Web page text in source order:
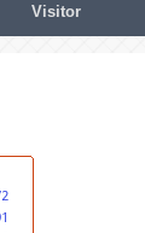
Visitor